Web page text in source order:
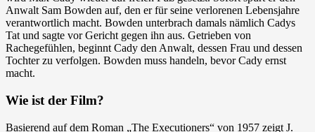
Anwalt Sam Bowden auf, den er für seine verlorenen Lebensjahre
verantwortlich macht. Bowden unterbrach damals nämlich Cadys
Tat und sagte vor Gericht gegen ihn aus. Getrieben von
Rachegefühlen, beginnt Cady den Anwalt, dessen Frau und dessen
Tochter zu verfolgen. Bowden muss handeln, bevor Cady ernst
macht.
Wie ist der Film?
Basierend auf dem Roman „The Executioners“ von 1957 zeigt J.